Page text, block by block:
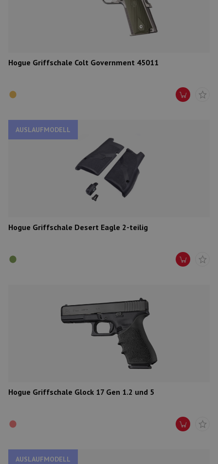
Hogue Griffschale Colt Government 45011
AUSLAUFMODELL
Hogue Griffschale Desert Eagle 2-teilig
Hogue Griffschale Glock 17 Gen 1.2 und 5
AUSLAUFMODELL